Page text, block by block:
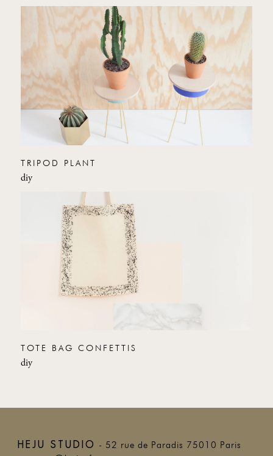
TRIPOD PLANT
diy
TOTE BAG CONFETTIS
diy
HEJU STUDIO - 52 rue de Paradis 75010 Paris